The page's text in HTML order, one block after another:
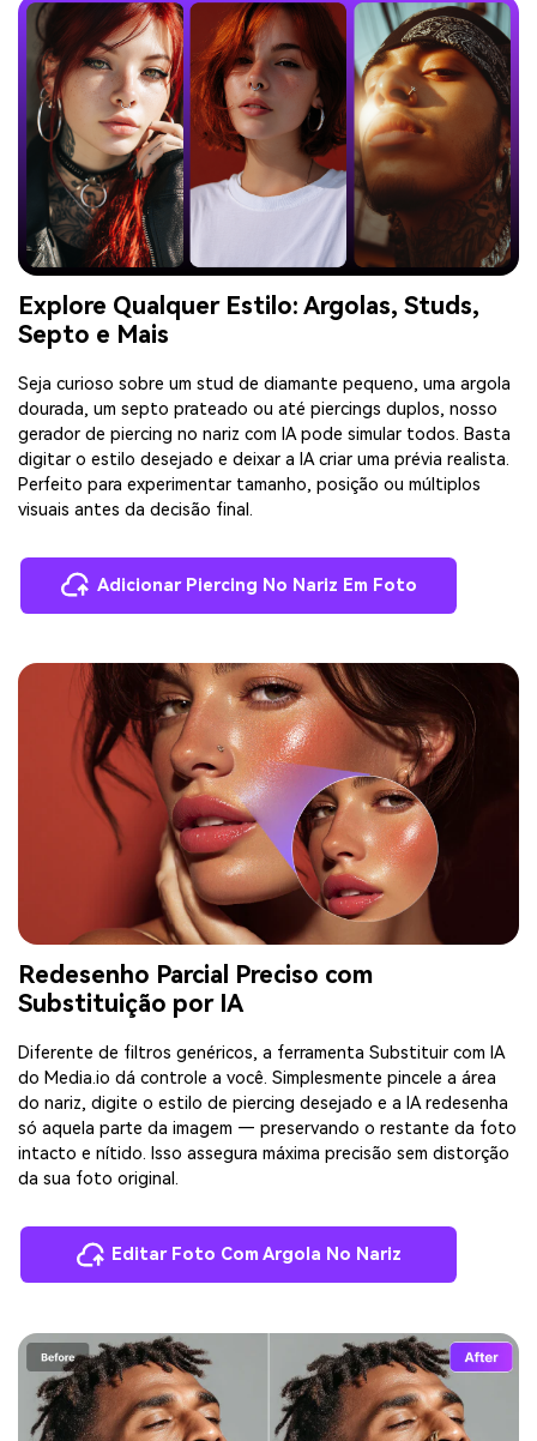
Explore Qualquer Estilo: Argolas, Studs,
Septo e Mais
Seja curioso sobre um stud de diamante pequeno, uma argola
dourada, um septo prateado ou até piercings duplos, nosso
gerador de piercing no nariz com IA pode simular todos. Basta
digitar o estilo desejado e deixar a IA criar uma prévia realista.
Perfeito para experimentar tamanho, posição ou múltiplos
visuais antes da decisão final.
Adicionar Piercing No Nariz Em Foto
Redesenho Parcial Preciso com
Substituição por IA
Diferente de filtros genéricos, a ferramenta Substituir com IA
do Media.io dá controle a você. Simplesmente pincele a área
do nariz, digite o estilo de piercing desejado e a IA redesenha
só aquela parte da imagem — preservando o restante da foto
intacto e nítido. Isso assegura máxima precisão sem distorção
da sua foto original.
Editar Foto Com Argola No Nariz